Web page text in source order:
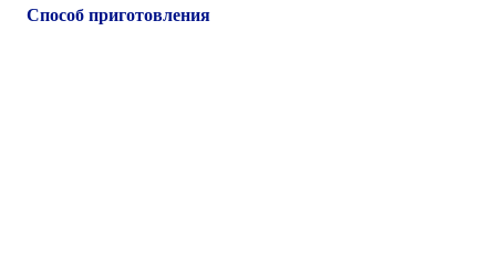
Способ приготовления